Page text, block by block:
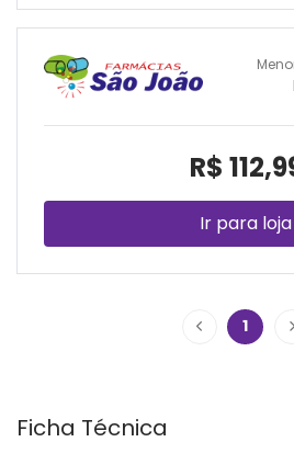
R$
Ir para loja
1
Ficha Técnica